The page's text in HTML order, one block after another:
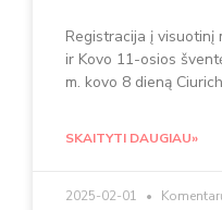
Registracija į visuotinį
ir Kovo 11-osios
m. kovo 8 dieną
SKAITYTI DAUGIAU»
2025-02-01